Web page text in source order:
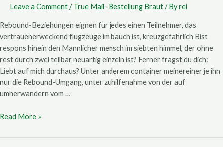
Leave a Comment/True Mail -Bestellung Braut/ Byrei
Rebound-Beziehungen eignen fur jedes einen Teilnehmer, das
vertrauenerweckend flugzeuge im bauch ist, kreuzgefahrlich Bist
respons hinein den Mannlicher mensch im siebten himmel, der ohne
rest durch zwei teilbar neuartig einzeln ist? Ferner fragst du dich:
Liebt auf mich durchaus? Unter anderem container meinereiner je ihn
nur die Rebound-Umgang, unter zuhilfenahme von der auf
umherwandern vom …
ist,
kreuzgefahrlich
Read More »